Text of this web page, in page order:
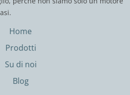
Home
Prodotti
Su di noi
Blog